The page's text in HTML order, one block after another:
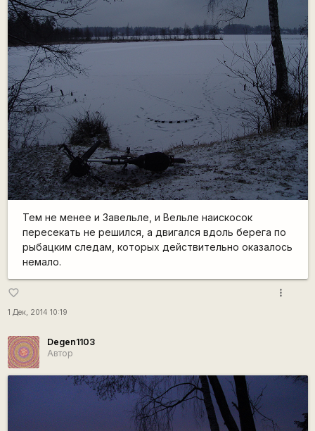
Тем не менее и Завельле, и Вельле наискосок
пересекать не решился, а двигался вдоль берега по
рыбацким следам, которых действительно оказалось
немало.
favorite_border
1 Дек, 2014 10:19
more_vert
Degen1103
Автор